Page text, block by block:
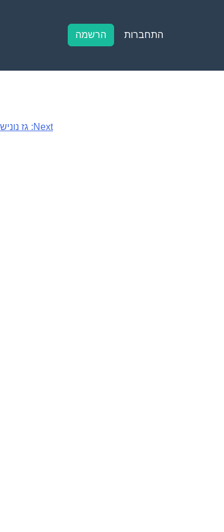
התחברות הרשמה
Next: גז נוניש